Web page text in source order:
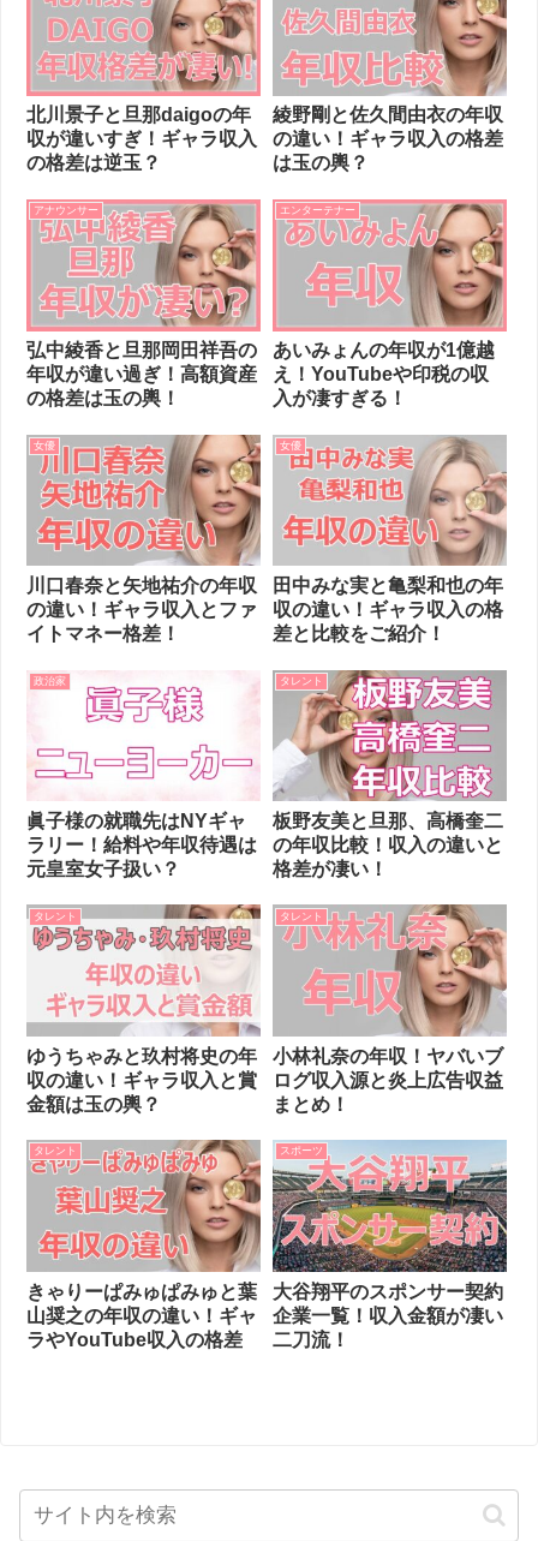
北川景子と旦那daigoの年
収が違いすぎ！ギャラ収入
の格差は逆玉？
綾野剛と佐久間由衣の年収
の違い！ギャラ収入の格差
は玉の輿？
アナウンサー
弘中綾香と旦那岡田祥吾の
年収が違い過ぎ！高額資産
の格差は玉の輿！
エンターテナー
あいみょんの年収が1億越
え！YouTubeや印税の収
入が凄すぎる！
女優
川口春奈と矢地祐介の年収
の違い！ギャラ収入とファ
イトマネー格差！
女優
田中みな実と亀梨和也の年
収の違い！ギャラ収入の格
差と比較をご紹介！
政治家
眞子様の就職先はNYギャ
ラリー！給料や年収待遇は
元皇室女子扱い？
タレント
板野友美と旦那、高橋奎二
の年収比較！収入の違いと
格差が凄い！
タレント
ゆうちゃみと玖村将史の年
収の違い！ギャラ収入と賞
金額は玉の輿？
タレント
小林礼奈の年収！ヤバいブ
ログ収入源と炎上広告収益
まとめ！
タレント
きゃりーぱみゅぱみゅと葉
山奨之の年収の違い！ギャ
ラやYouTube収入の格差
スポーツ
大谷翔平のスポンサー契約
企業一覧！収入金額が凄い
二刀流！